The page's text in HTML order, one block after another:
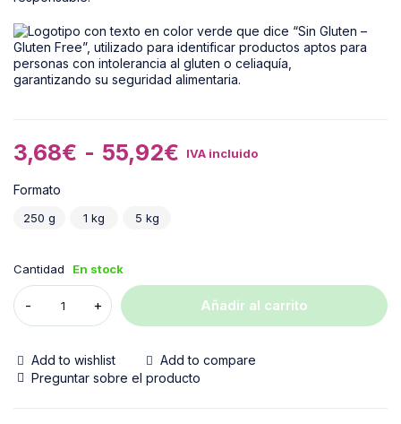
3,68€ - 55,92€ IVA incluido
Formato
250 g 1 kg 5 kg
Cantidad En stock
Añadir al carrito
Add to wishlist
Add to compare
Preguntar sobre el producto